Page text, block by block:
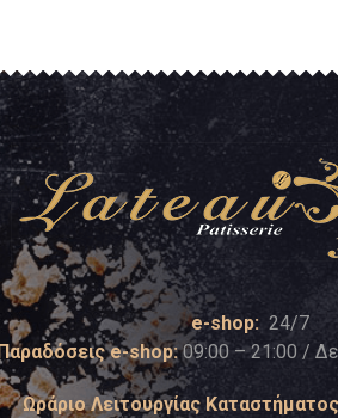
e-shop: 24/7
e-shop:09:00 – 21:00 /
Ωράριο Λειτουργίας